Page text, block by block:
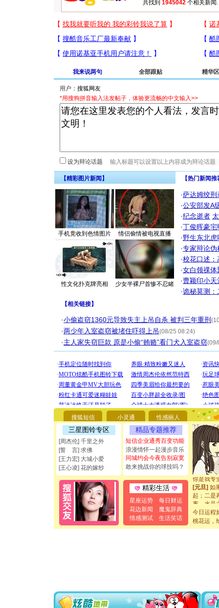
共找到 1945042 个相关新闻.
我来说两句 全部跟贴 精华区
用户：
*用搜狗拼音输入法发帖子，体验更流畅的中文输入>>
设为辩论话题
【精彩图片新闻】
手机竟收到色情图片 情侣偷情被电视直播
性文化扑克牌亮相 少女半裸尸首惨不忍睹
【热门新闻
·萨达姆绞刑
·公安部发A
·纪念逝者
·丁俊晖豪
·野生东北
·专家辩论伪
·校花口述：
·女白领祼体
·曹颖印小天
·诡秘莫测：
【相关链接】
·小偷盗窃1360元导致失主上吊自杀 被判三年重刑
·两少年入室盗窃被堵住吓得上吊(08/25 08:24)
·主人家失窃巨款 原是小偷“贿赂”看门犬入室盗窃(09/
搜狐短信 小灵通 性感丽人
三星图铃专区
[周杰伦] 千里之外
[誓 言] 求佛
[王力宏] 大城小爱
[王心凌] 花的嫁纱
精品专题推荐
短信企业通秀百变功能
浪漫情怀一起漫步音乐
同城约会今夜告别寂寞
敢来挑战你的球技吗？
精彩生活
星座运势
每日财运
花边新闻
魔鬼辞典
情感测试
生活笑话
[圣诞节]
你太多
要平安！
[圣诞节]
能正大光
都要快乐
[圣诞节]
如意,快
[元旦]看
断电。爱
你是我专
[元旦]如
起；二是
离。水晶
泣，这痛
卖了。水
你太多，
要平安！
[圣诞节]
今日运程
桃花运，